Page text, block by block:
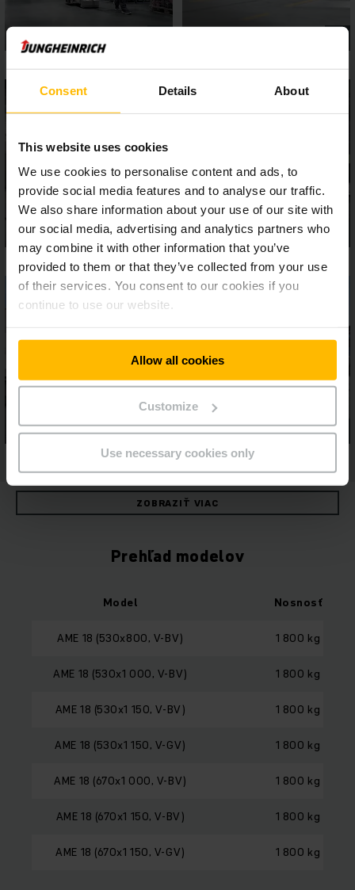
Consent Details About
This website uses cookies
We use cookies to personalise content and ads, to
provide social media features and to analyse our traffic.
We also share information about your use of our site with
our social media, advertising and analytics partners who
may combine it with other information that you’ve
provided to them or that they’ve collected from your use
of their services. You consent to our cookies if you
continue to use our website.
Allow all cookies
Customize
Use necessary cookies only
ZOBRAZIŤ VIAC
Prehľad modelov
Model Nosnosť
AME 18 (530x800, V-BV) 1 800 kg
AME 18 (530x1 000, V-BV) 1 800 kg
AME 18 (530x1 150, V-BV) 1 800 kg
AME 18 (530x1 150, V-GV) 1 800 kg
AME 18 (670x1 000, V-BV) 1 800 kg
AME 18 (670x1 150, V-BV) 1 800 kg
AME 18 (670x1 150, V-GV) 1 800 kg